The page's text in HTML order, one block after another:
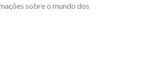
sobre o mundo dos